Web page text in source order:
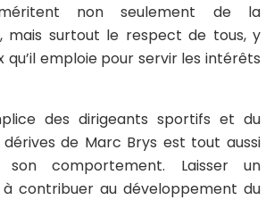
non seulement de la
mais surtout le respect de tous, y
qu’il emploie pour servir les intérêts
des dirigeants sportifs et du
de Marc Brys est tout aussi
comportement. Laisser un
contribuer au développement du